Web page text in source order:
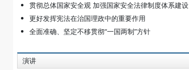
贯彻总体国家安全观 加强国家安全法律制度体系建设
更好发挥宪法在治国理政中的重要作用
全面准确、坚定不移贯彻“一国两制”方针
演讲